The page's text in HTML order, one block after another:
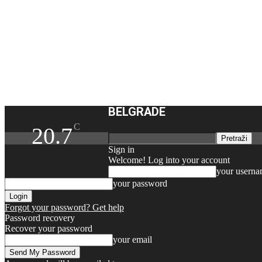
20.7C
BELGRADE
Sign in
Welcome! Log into your account
your
your password
Forgot your password? Get help
Password recovery
Recover your password
your email